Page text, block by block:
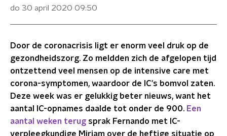
do 30 april 2020 09:50
Door de coronacrisis ligt er enorm veel druk op de
gezondheidszorg. Zo meldden zich de afgelopen tijd
ontzettend veel mensen op de intensive care met
corona-symptomen, waardoor de IC's bomvol zaten.
Deze week was er gelukkig beter nieuws, want het
aantal IC-opnames daalde tot onder de 900. Een
aantal weken terugsprak Fernando met IC-
verpleegkundige Miriam over de heftige situatie op